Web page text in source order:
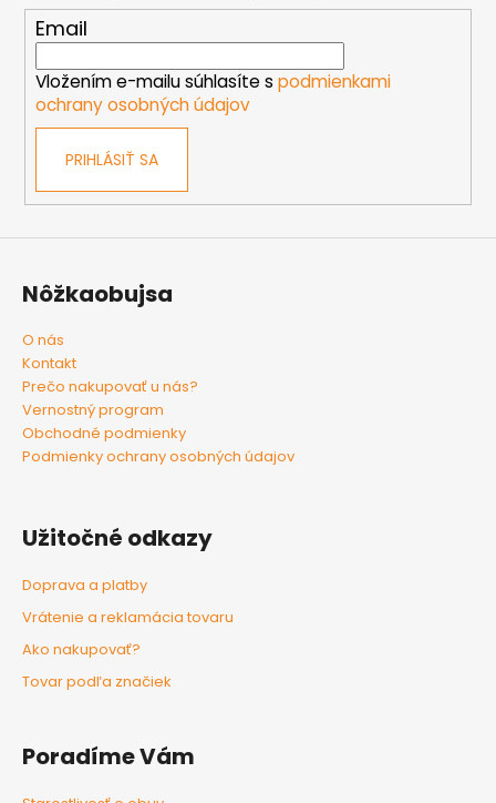
Email
Vložením e-mailu súhlasíte s podmienkami
ochrany osobných údajov
PRIHLÁSIŤ SA
Nôžkaobujsa
O nás
Kontakt
Prečo nakupovať u nás?
Vernostný program
Obchodné podmienky
Podmienky ochrany osobných údajov
Užitočné odkazy
Doprava a platby
Vrátenie a reklamácia tovaru
Ako nakupovať?
Tovar podľa značiek
Poradíme Vám